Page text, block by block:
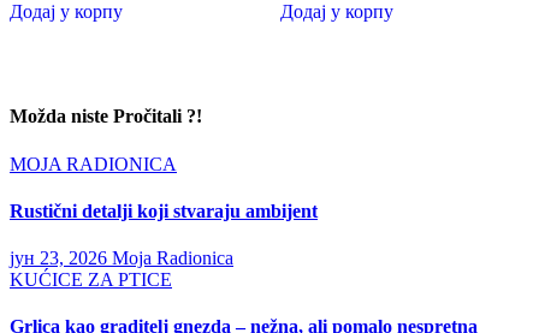
Додај у корпу
Додај у корпу
Možda niste Pročitali ?!
MOJA RADIONICA
Rustični detalji koji stvaraju ambijent
јун 23, 2026 Moja Radionica
KUĆICE ZA PTICE
Grlica kao graditelj gnezda – nežna, ali pomalo nespretna